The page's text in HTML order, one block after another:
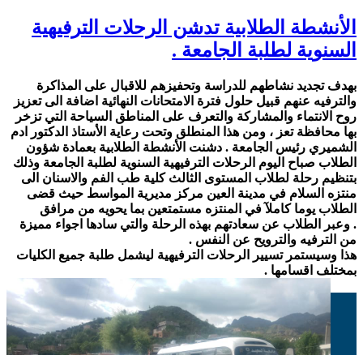
الأنشطة الطلابية تدشن الرحلات الترفيهية
السنوية لطلبة الجامعة .
بهدف تجديد نشاطهم للدراسة وتحفيزهم للاقبال على المذاكرة
والترفيه عنهم قبيل حلول فترة الامتحانات النهائية اضافة الى تعزيز
روح الانتماء والمشاركة والتعرف على المناطق السياحة التي تزخر
بها محافظة تعز ، ومن هذا المنطلق وتحت رعاية الأستاذ الدكتور ادم
الشميري رئيس الجامعة . دشنت الأنشطة الطلابية بعمادة شؤون
الطلاب صباح اليوم الرحلات الترفيهية السنوية لطلبة الجامعة وذلك
بتنظيم رحلة لطلاب المستوى الثالث كلية طب الفم والاسنان الى
منتزه السلام في مدينة العين مركز مديرية المواسط حيث قضى
الطلاب يوما كاملآ في المنتزه مستمتعين بما يحويه من مرافق
. وعبر الطلاب عن سعادتهم بهذه الرحلة والتي سادها اجواء مميزة
من الترفيه والترويح عن النفس .
هذا وسيستمر تسيير الرحلات الترفيهية ليشمل طلبة جميع الكليات
بمختلف اقسامها .